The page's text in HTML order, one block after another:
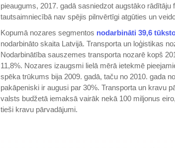
pieaugums, 2017. gadā sasniedzot augstāko
tautsaimniecībā nav spējis pilnvērtīgi atgūties un
Kopumā nozares segmentos nodarbināti 39,6
nodarbināto skaita Latvijā. Transporta un loģistikas
Nodarbinātība sauszemes transporta nozarē kopš
11,8%. Nozares izaugsmi lielā mērā ietekmē
spēka trūkums bija 2009. gadā, taču no 2010. gada
pakāpeniski ir augusi par 30%. Transporta un kravu
valsts budžetā iemaksā vairāk nekā 100 miljonus
tieši kravu pārvadājumi.